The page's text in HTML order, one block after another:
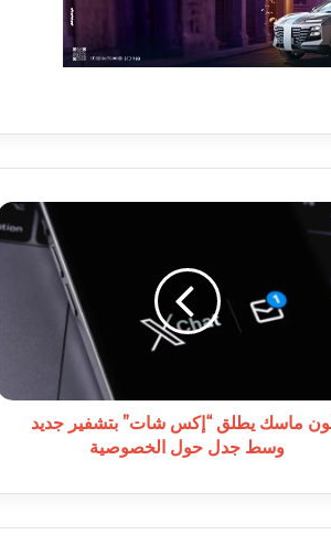
ماسك يطلق “إكس شات” بتشفير جديد
وسط جدل حول الخصوصية